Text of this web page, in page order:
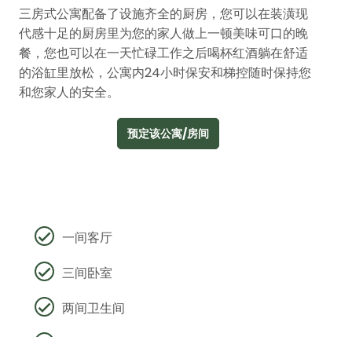
三房式公寓配备了设施齐全的厨房，您可以在装潢现
代感十足的厨房里为您的家人做上一顿美味可口的晚
餐，您也可以在一天忙碌工作之后喝杯红酒躺在舒适
的浴缸里放松，公寓内24小时保安和梯控随时保持您
和您家人的安全。
预定该公寓/房间
一间客厅
三间卧室
两间卫生间